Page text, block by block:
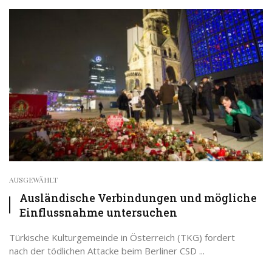
AUSGEWÄHLT
Ausländische Verbindungen und mögliche
Einflussnahme untersuchen
Türkische Kulturgemeinde in Österreich (TKG) fordert
nach der tödlichen Attacke beim Berliner CSD ...